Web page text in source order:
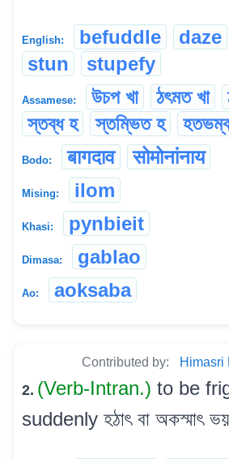
English: befuddle daze
stun
stupefy
Assamese: উচপ খা ঠৎমত খা
স্তব্ধ হ
স্তম্ভিত হ
Bodo: बागदाव सोमोनांनाय
Mising: ilom
Khasi: pynbieit
Dimasa: gablao
Ao: aoksaba
Contributed by: Himasri
2. (Verb-Intran.) to be
suddenly হঠাৎ বা অকস্মাৎ